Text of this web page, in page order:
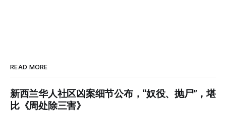
READ MORE
新西兰华人社区凶案细节公布，“奴役、抛尸”，堪
比《周处除三害》